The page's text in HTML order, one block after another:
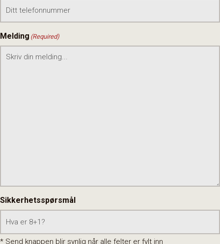
Melding (Required)
Sikkerhetsspørsmål
* Send knappen blir synlig når alle felter er fylt inn